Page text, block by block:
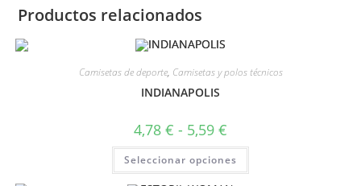
Productos relacionados
Camisetas de deporte, Camisetas y polos técnicos
INDIANAPOLIS
4,78 € - 5,59 €
Seleccionar opciones